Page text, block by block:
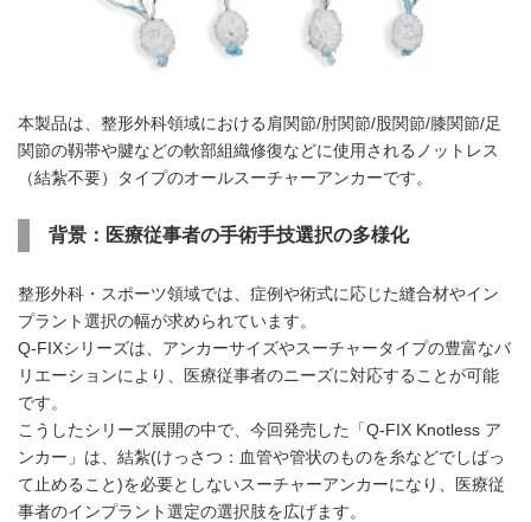
本製品は、整形外科領域における肩関節/肘関節/股関節/膝関節/足
関節の靱帯や腱などの軟部組織修復などに使用されるノットレス
（結紮不要）タイプのオールスーチャーアンカーです。
背景：医療従事者の手術手技選択の多様化
整形外科・スポーツ領域では、症例や術式に応じた縫合材やイン
プラント選択の幅が求められています。
Q-FIXシリーズは、アンカーサイズやスーチャータイプの豊富なバ
リエーションにより、医療従事者のニーズに対応することが可能
です。
こうしたシリーズ展開の中で、今回発売した「Q-FIX Knotless ア
ンカー」は、結紮(けっさつ：血管や管状のものを糸などでしばっ
て止めること)を必要としないスーチャーアンカーになり、医療従
事者のインプラント選定の選択肢を広げます。